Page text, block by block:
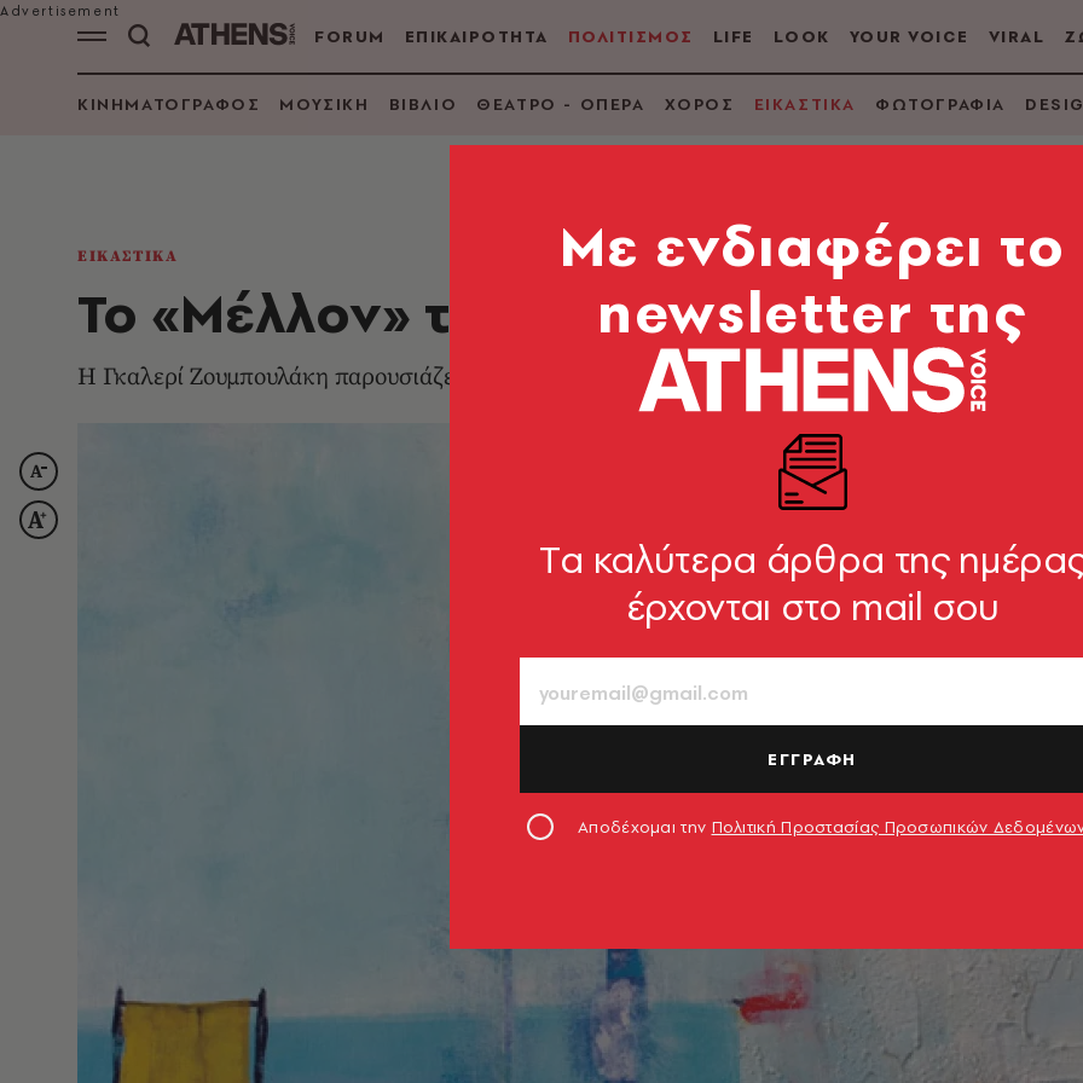
FORUM ΕΠΙΚΑΙΡΟΤΗΤΑ ΠΟΛΙΤΙΣΜΟΣ LIFE LOOK YOUR VOICE VIRAL
ΚΙΝΗΜΑΤΟΓΡΑΦΟΣ ΜΟΥΣΙΚΗ ΒΙΒΛΙΟ ΘΕΑΤΡΟ - ΟΠΕΡΑ ΧΟΡΟΣ ΕΙΚΑΣΤΙΚΑ ΦΩΤΟΓΡΑΦΙΑ
ΕΙΚΑΣΤΙΚΑ
Το «Μέλλον» του Χρήστου
Η Γκαλερί Ζουμπουλάκη παρουσιάζει την τελευταία ενότητα ζωγραφικών έργων του
Mε ενδιαφέρει το
newsletter της
Tα καλύτερα άρθρα της
έρχονται στο mail σου
ΕΓΓΡΑΦΗ
Αποδέχομαι την Πολιτική Προστασίας Προσωπικών